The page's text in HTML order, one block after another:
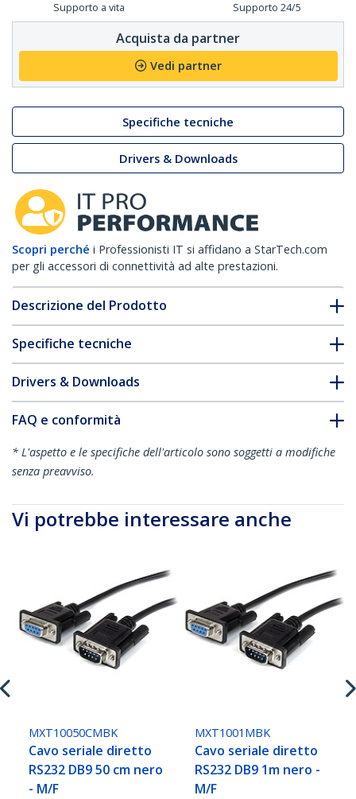
Supporto a vita Supporto 24/5
Acquista da partner
Vedi partner
Specifiche tecniche
Drivers & Downloads
Scopri perché i Professionisti IT si affidano a StarTech.com
per gli accessori di connettività ad alte prestazioni.
Descrizione del Prodotto
Specifiche tecniche
Drivers & Downloads
FAQ e conformità
* L'aspetto e le specifiche dell'articolo sono soggetti a modifiche
senza preavviso.
Vi potrebbe interessare anche
MXT10050CMBK
Cavo seriale diretto
RS232 DB9 50 cm nero
- M/F
MXT1001MBK
Cavo seriale diretto
RS232 DB9 1m nero -
M/F